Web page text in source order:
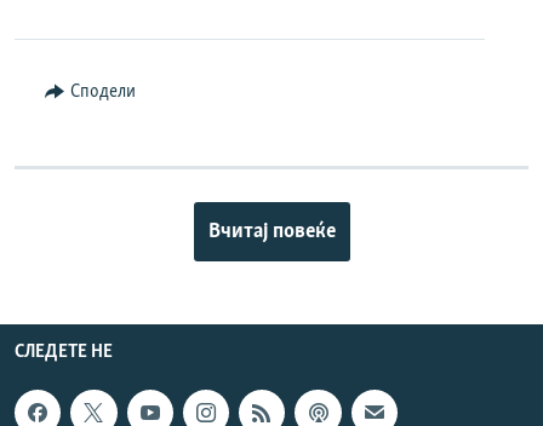
Сподели
Вчитај повеќе
СЛЕДЕТЕ НЕ